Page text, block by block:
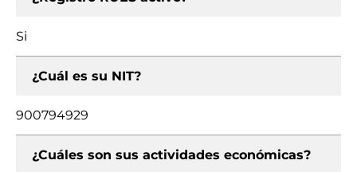
Si
¿Cuál es su NIT?
900794929
¿Cuáles son sus actividades económicas?